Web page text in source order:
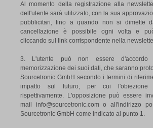
Al momento della registrazione alla
dell'utente sarà utilizzato, con la sua
pubblicitari, fino a quando non si dimette
cancellazione è possibile ogni volta e
cliccando sul link corrispondente nella
3. L'utente può non essere
memorizzazione dei suoi dati, che saranno
Sourcetronic GmbH secondo i termini di
impatto sul futuro, per cui l'obiezione
rispettivamente. L'opposizione può essere
mail info@sourcetronic.com o all'indirizzo
Sourcetronic GmbH come indicato al punto 1.